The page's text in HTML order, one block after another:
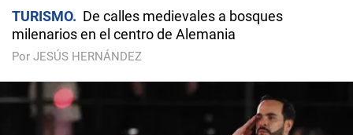
TURISMO
De calles medievales a bosques
milenarios en el centro de Alemania
Por JESÚS HERNÁNDEZ